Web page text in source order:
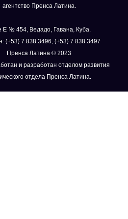
агентство Пренса Латина.
E № 454, Ведадо, Гавана, Куба.
(+53) 7 838 3496, (+53) 7 838 3497
Пренса Латина © 2023
и разработан отделом развития
отдела Пренса Латина.